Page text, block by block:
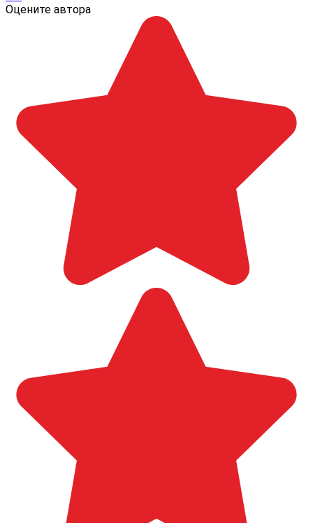
Оцените автора